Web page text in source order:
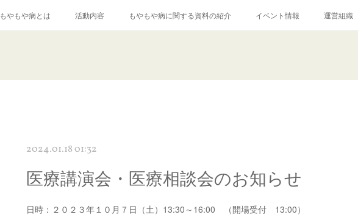
もやもや病とは 活動内容 もやもや病に関する資料の紹介 イベント情報 運営組織
2024.01.18 01:32
医療講演会・医療相談会のお知らせ
日時：２０２３年１０月７日（土）13:30～16:00 （開場受付 13:00）